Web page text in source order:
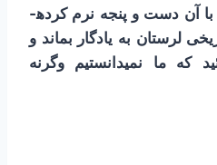
سال­های سال، افراد زیادی با آن دست و پنجه نرم کرده­
لرستان به یادگار بماند و
که ما نمی­دانستیم وگرنه